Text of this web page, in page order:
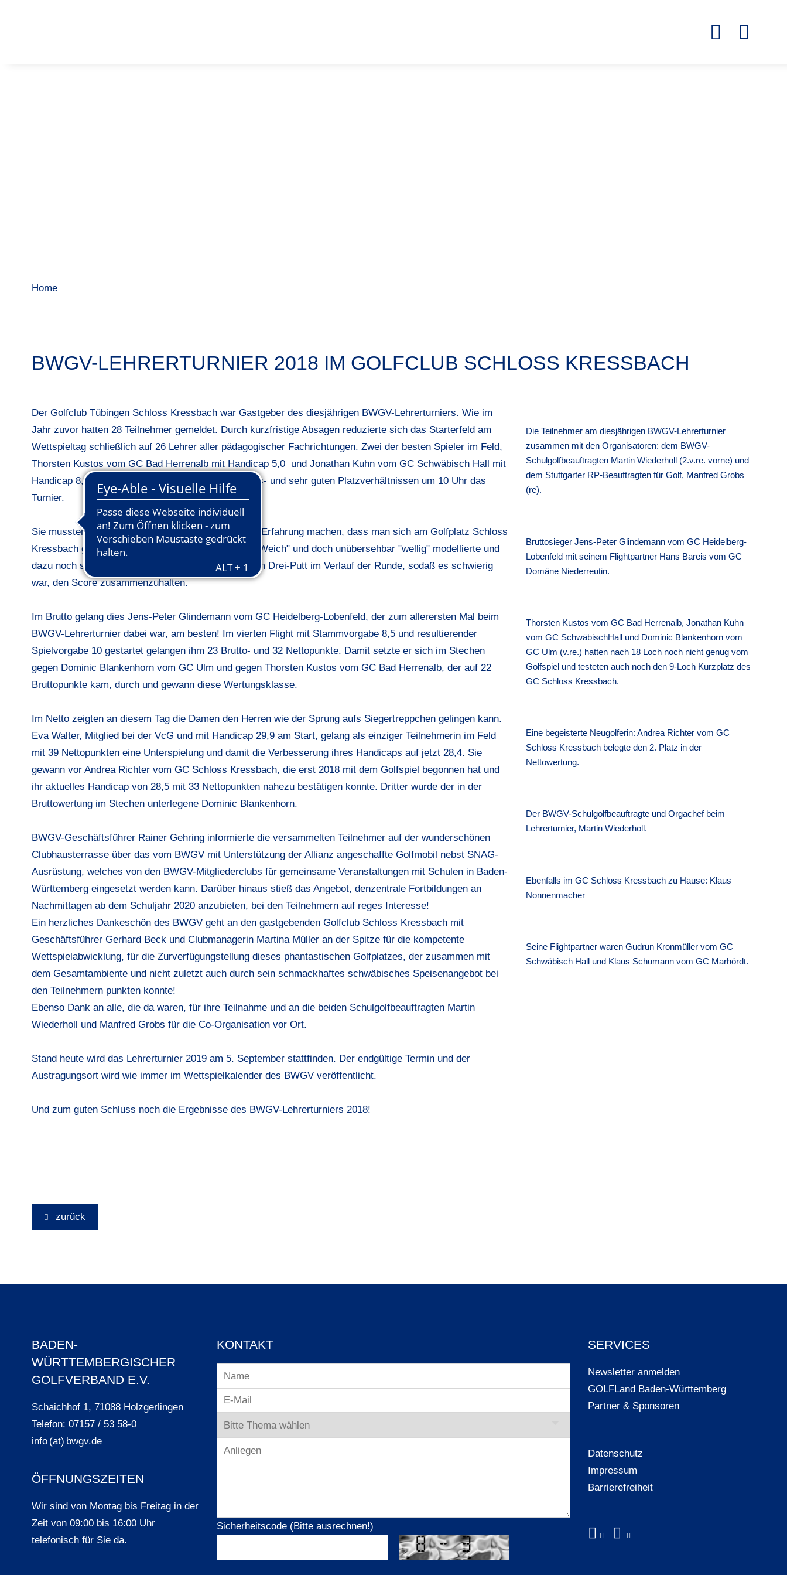
Home
BWGV-LEHRERTURNIER 2018 IM GOLFCLUB SCHLOSS KRESSBACH
Der Golfclub Tübingen Schloss Kressbach war Gastgeber des diesjährigen BWGV-Lehrerturniers. Wie im
Jahr zuvor hatten 28 Teilnehmer gemeldet. Durch kurzfristige Absagen reduzierte sich das Starterfeld am
Wettspieltag schließlich auf 26 Lehrer aller pädagogischer Fachrichtungen. Zwei der besten Spieler im Feld,
Thorsten Kustos vom GC Bad Herrenalb mit Handicap 5,0 und Jonathan Kuhn vom GC Schwäbisch Hall mit
Handicap 8,4, eröffneten bei angenehmen Witterungs- und sehr guten Platzverhältnissen um 10 Uhr das
Turnier.
Sie mussten ebenso wie die anderen Teilnehmer die Erfahrung machen, dass man sich am Golfplatz Schloss
Kressbach ganz schön die Zähne ausbeißen kann. "Weich" und doch unübersehbar "wellig" modellierte und
dazu noch sehr große Grüns führten zu manch einem Drei-Putt im Verlauf der Runde, sodaß es schwierig
war, den Score zusammenzuhalten.
Im Brutto gelang dies Jens-Peter Glindemann vom GC Heidelberg-Lobenfeld, der zum allerersten Mal beim
BWGV-Lehrerturnier dabei war, am besten! Im vierten Flight mit Stammvorgabe 8,5 und resultierender
Spielvorgabe 10 gestartet gelangen ihm 23 Brutto- und 32 Nettopunkte. Damit setzte er sich im Stechen
gegen Dominic Blankenhorn vom GC Ulm und gegen Thorsten Kustos vom GC Bad Herrenalb, der auf 22
Bruttopunkte kam, durch und gewann diese Wertungsklasse.
Im Netto zeigten an diesem Tag die Damen den Herren wie der Sprung aufs Siegertreppchen gelingen kann.
Eva Walter, Mitglied bei der VcG und mit Handicap 29,9 am Start, gelang als einziger Teilnehmerin im Feld
mit 39 Nettopunkten eine Unterspielung und damit die Verbesserung ihres Handicaps auf jetzt 28,4. Sie
gewann vor Andrea Richter vom GC Schloss Kressbach, die erst 2018 mit dem Golfspiel begonnen hat und
ihr aktuelles Handicap von 28,5 mit 33 Nettopunkten nahezu bestätigen konnte. Dritter wurde der in der
Bruttowertung im Stechen unterlegene Dominic Blankenhorn.
BWGV-Geschäftsführer Rainer Gehring informierte die versammelten Teilnehmer auf der wunderschönen
Clubhausterrasse über das vom BWGV mit Unterstützung der Allianz angeschaffte Golfmobil nebst SNAG-
Ausrüstung, welches von den BWGV-Mitgliederclubs für gemeinsame Veranstaltungen mit Schulen in Baden-
Württemberg eingesetzt werden kann. Darüber hinaus stieß das Angebot, denzentrale Fortbildungen an
Nachmittagen ab dem Schuljahr 2020 anzubieten, bei den Teilnehmern auf reges Interesse!
Ein herzliches Dankeschön des BWGV geht an den gastgebenden Golfclub Schloss Kressbach mit
Geschäftsführer Gerhard Beck und Clubmanagerin Martina Müller an der Spitze für die kompetente
Wettspielabwicklung, für die Zurverfügungstellung dieses phantastischen Golfplatzes, der zusammen mit
dem Gesamtambiente und nicht zuletzt auch durch sein schmackhaftes schwäbisches Speisenangebot bei
den Teilnehmern punkten konnte!
Ebenso Dank an alle, die da waren, für ihre Teilnahme und an die beiden Schulgolfbeauftragten Martin
Wiederholl und Manfred Grobs für die Co-Organisation vor Ort.
Stand heute wird das Lehrerturnier 2019 am 5. September stattfinden. Der endgültige Termin und der
Austragungsort wird wie immer im Wettspielkalender des BWGV veröffentlicht.
Und zum guten Schluss noch die Ergebnisse des BWGV-Lehrerturniers 2018!
Die Teilnehmer am diesjährigen BWGV-Lehrerturnier
zusammen mit den Organisatoren: dem BWGV-
Schulgolfbeauftragten Martin Wiederholl (2.v.re. vorne) und
dem Stuttgarter RP-Beauftragten für Golf, Manfred Grobs
(re).
Bruttosieger Jens-Peter Glindemann vom GC Heidelberg-
Lobenfeld mit seinem Flightpartner Hans Bareis vom GC
Domäne Niederreutin.
Thorsten Kustos vom GC Bad Herrenalb, Jonathan Kuhn
vom GC SchwäbischHall und Dominic Blankenhorn vom
GC Ulm (v.re.) hatten nach 18 Loch noch nicht genug vom
Golfspiel und testeten auch noch den 9-Loch Kurzplatz des
GC Schloss Kressbach.
Eine begeisterte Neugolferin: Andrea Richter vom GC
Schloss Kressbach belegte den 2. Platz in der
Nettowertung.
Der BWGV-Schulgolfbeauftragte und Orgachef beim
Lehrerturnier, Martin Wiederholl.
Ebenfalls im GC Schloss Kressbach zu Hause: Klaus
Nonnenmacher
Seine Flightpartner waren Gudrun Kronmüller vom GC
Schwäbisch Hall und Klaus Schumann vom GC Marhördt.
zurück
BADEN-
WÜRTTEMBERGISCHER
GOLFVERBAND E.V.
Schaichhof 1, 71088 Holzgerlingen
Telefon: 07157 / 53 58-0
info (at) bwgv.de
ÖFFNUNGSZEITEN
Wir sind von Montag bis Freitag in der
Zeit von 09:00 bis 16:00 Uhr
telefonisch für Sie da.
KONTAKT
Sicherheitscode (Bitte ausrechnen!)
SERVICES
Newsletter anmelden
GOLFLand Baden-Württemberg
Partner & Sponsoren
Datenschutz
Impressum
Barrierefreiheit